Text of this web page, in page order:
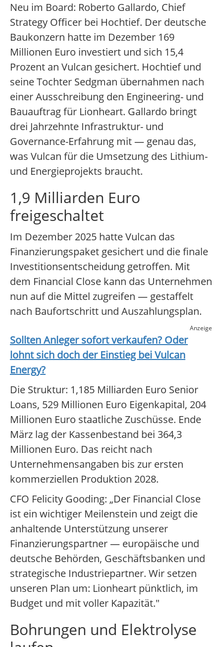
Neu im Board: Roberto Gallardo, Chief
Strategy Officer bei Hochtief. Der deutsche
Baukonzern hatte im Dezember 169
Millionen Euro investiert und sich 15,4
Prozent an Vulcan gesichert. Hochtief und
seine Tochter Sedgman übernahmen nach
einer Ausschreibung den Engineering- und
Bauauftrag für Lionheart. Gallardo bringt
drei Jahrzehnte Infrastruktur- und
Governance-Erfahrung mit — genau das,
was Vulcan für die Umsetzung des Lithium-
und Energieprojekts braucht.
1,9 Milliarden Euro
freigeschaltet
Im Dezember 2025 hatte Vulcan das
Finanzierungspaket gesichert und die finale
Investitionsentscheidung getroffen. Mit
dem Financial Close kann das Unternehmen
nun auf die Mittel zugreifen — gestaffelt
nach Baufortschritt und Auszahlungsplan.
Anzeige
Sollten Anleger sofort verkaufen? Oder
lohnt sich doch der Einstieg beiVulcan
Energy?
Die Struktur: 1,185 Milliarden Euro Senior
Loans, 529 Millionen Euro Eigenkapital, 204
Millionen Euro staatliche Zuschüsse. Ende
März lag der Kassenbestand bei 364,3
Millionen Euro. Das reicht nach
Unternehmensangaben bis zur ersten
kommerziellen Produktion 2028.
CFO Felicity Gooding: „Der Financial Close
ist ein wichtiger Meilenstein und zeigt die
anhaltende Unterstützung unserer
Finanzierungspartner — europäische und
deutsche Behörden, Geschäftsbanken und
strategische Industriepartner. Wir setzen
unseren Plan um: Lionheart pünktlich, im
Budget und mit voller Kapazität."
Bohrungen und Elektrolyse